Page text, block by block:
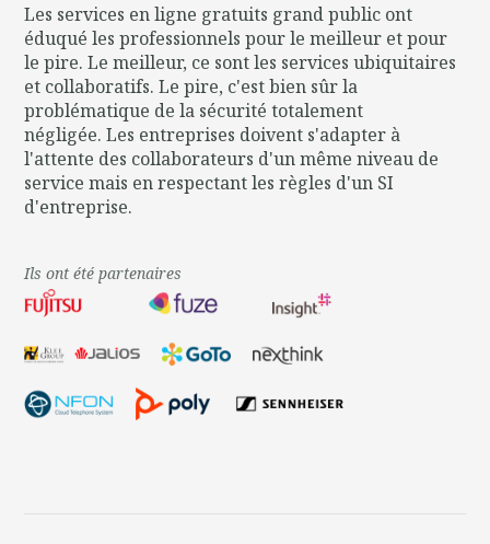
Les services en ligne gratuits grand public ont
éduqué les professionnels pour le meilleur et pour
le pire. Le meilleur, ce sont les services ubiquitaires
et collaboratifs. Le pire, c'est bien sûr la
problématique de la sécurité totalement
négligée.Les entreprises doivent s'adapter à
l'attente des collaborateurs d'un même niveau de
service mais en respectant les règles d'un SI
d'entreprise.
Ils ont été partenaires